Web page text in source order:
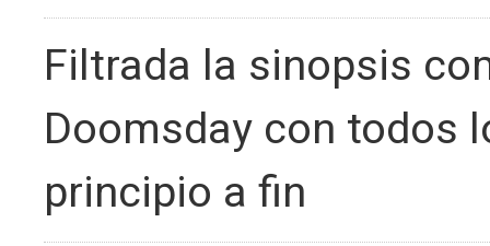
Filtrada la sinopsis
Doomsday con todos
principio a fin